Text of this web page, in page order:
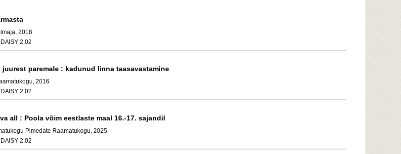
2018
2.02
juurest paremale : kadunud linna taasavastamine
2016
2.02
all : Poola võim eestlaste maal 16.-17. sajandil
Pimedate Raamatukogu, 2025
2.02